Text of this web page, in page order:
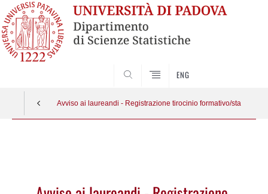
ENG
Avviso ai laureandi - Registrazione tirocinio formativo/stage